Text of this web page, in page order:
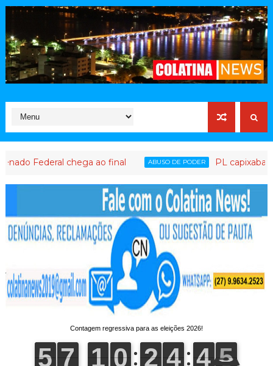
chega ao final ABUSO DE PODER PL capixaba: o